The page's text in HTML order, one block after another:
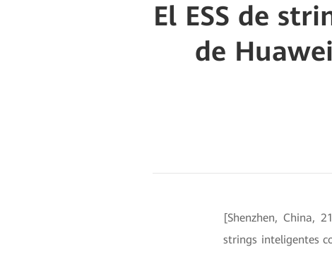
El ESS de
de
[Shenzhen, China,
strings inteligentes